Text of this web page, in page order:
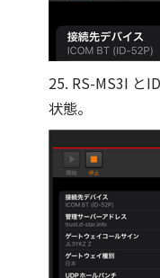
25. RS-MS3I と
状態。